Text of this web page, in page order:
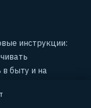
инструкции:
в быту и на